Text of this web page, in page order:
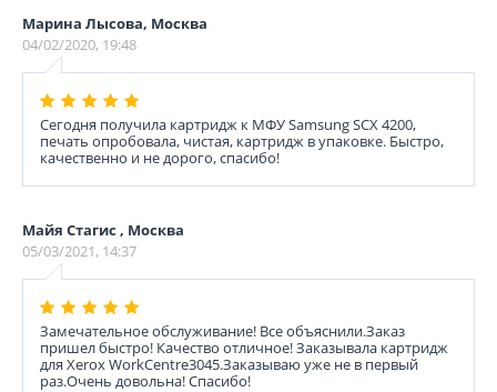
Марина Лысова, Москва
04/02/2020, 19:48
Сегодня получила картридж к МФУ Samsung SCX 4200,
печать опробовала, чистая, картридж в упаковке. Быстро,
качественно и не дорого, спасибо!
Майя Стагис , Москва
05/03/2021, 14:37
Замечательное обслуживание! Все объяснили.Заказ
пришел быстро! Качество отличное! Заказывала картридж
для Xerox WorkCentre3045.Заказываю уже не в первый
раз.Очень довольна! Спасибо!